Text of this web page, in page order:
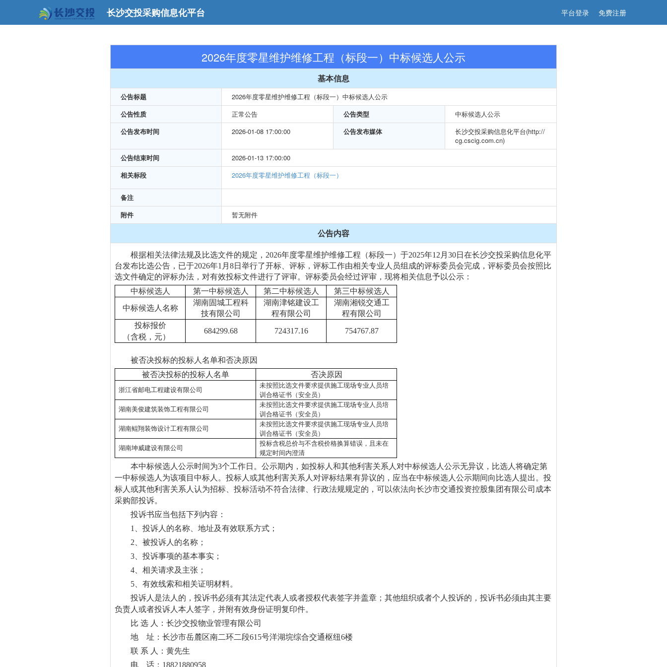
长沙交投采购信息化平台 平台登录 免费注册
2026年度零星维护维修工程（标段一）中标候选人公示
基本信息
公告标题
2026年度零星维护维修工程（标段一）中标候选人公示
公告性质
正常公告 公告类型
中标候选人公示
公告发布时间
2026-01-08 17:00:00 公告发布媒体
长沙交投采购信息化平台(http://
cg.cscig.com.cn)
公告结束时间
2026-01-13 17:00:00
相关标段
2026年度零星维护维修工程（标段一）
备注
附件
暂无附件
公告内容
根据相关法律法规及比选文件的规定，2026年度零星维护维修工程（标段一）于2025年12月30日在长沙交投采购信息化平
台发布比选公告，已于2026年1月8日 举行了开标、评标，评标工作由相关专业人员组成的评标委员会完成，评标委员会按照比
选文件确定的评标办法，对有效投标文件进行了评审。评标委员会经过评审，现将相关信息予以公示：
中标候选人
第一中标候选人 第二中标候选人
第三中标候选人
中标候选人名称
湖南固城工程科
技有限公司
湖南津铭建设工
程有限公司
湖南湘锐交通工
程有限公司
投标报价
（含税，元）
684299.68 724317.16 754767.87
被否决投标的投标人名单和否决原因
被否决投标的投标人名单 否决原因
浙江省邮电工程建设有限公司
未按照比选文件要求提供施工现场专业人员培
训合格证书（安全员）
湖南美俊建筑装饰工程有限公司
未按照比选文件要求提供施工现场专业人员培
训合格证书（安全员）
湖南鲲翔装饰设计工程有限公司
未按照比选文件要求提供施工现场专业人员培
训合格证书（安全员）
湖南坤威建设有限公司
投标含税总价与不含税价格换算错误，且未在
规定时间内澄清
本中标候选人公示时间为3个工作日。公示期内，如投标人和其他利害关系人对中标候选人公示无异议，比选人将确定第
一中标候选人为该项目中标人。投标人或其他利害关系人对评标结果有异议的，应当在中标候选人公示期间向比选人提出。投
标人或其他利害关系人认为招标、投标活动不符合法律、行政法规规定的，可以依法向长沙市交通投资控股集团有限公司成本
采购部投诉。
投诉书应当包括下列内容：
1、投诉人的名称、地址及有效联系方式；
2、被投诉人的名称；
3、投诉事项的基本事实；
4、相关请求及主张；
5、有效线索和相关证明材料。
投诉人是法人的，投诉书必须有其法定代表人或者授权代表签字并盖章；其他组织或者个人投诉的，投诉书必须由其主要
负责人或者投诉人本人签字，并附有效身份证明复印件。
比 选 人：长沙交投物业管理有限公司
地 址：长沙市岳麓区南二环二段615号洋湖垸综合交通枢纽6楼
联 系 人：黄先生
电 话：18821880958